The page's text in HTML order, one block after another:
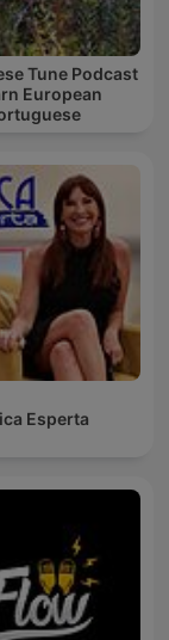
Tune Podcast
European
Esperta